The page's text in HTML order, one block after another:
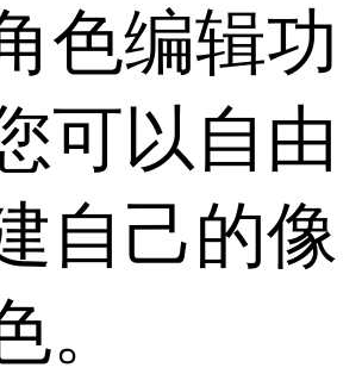
色编辑功
可以自由
自己的像
。